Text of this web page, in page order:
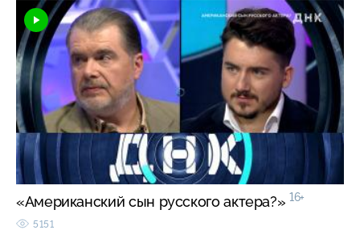
«Американский сын русского актера?» 16+
5151